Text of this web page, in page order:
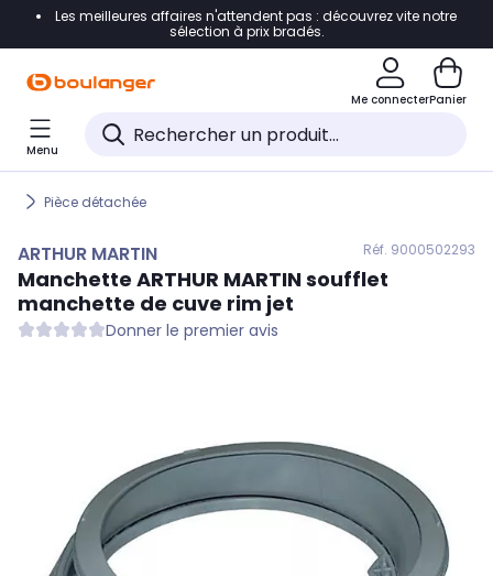
Accéder directement à la navigation
Accéder directement au pied de page
Accéder directement au chatbot
Les meilleures affaires n'attendent pas : découvrez vite notre
sélection à prix bradés.
Me connecterPanier
Menu
Pièce détachée
ARTHUR MARTIN Réf. 9000502293
Manchette ARTHUR MARTINsoufflet
manchette de cuve rim jet
Donner le premier avis